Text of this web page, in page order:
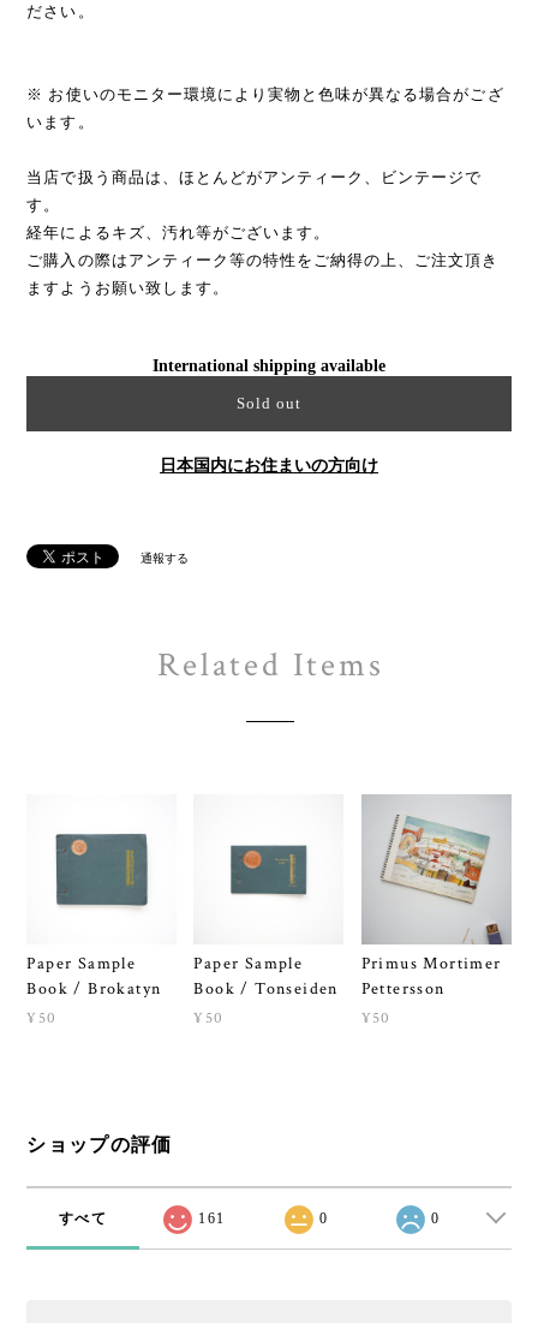
ださい。
※ お使いのモニター環境により実物と色味が異なる場合がござ
います。
当店で扱う商品は、ほとんどがアンティーク、ビンテージで
す。
経年によるキズ、汚れ等がございます。
ご購入の際はアンティーク等の特性をご納得の上、ご注文頂き
ますようお願い致します。
International shipping available
Sold out
日本国内にお住まいの方向け
通報する
Related Items
Paper Sample
Book / Brokatyn
¥50
Paper Sample
Book / Tonseiden
¥50
Primus Mortimer
Pettersson
¥50
ショップの評価
すべて 161 0 0